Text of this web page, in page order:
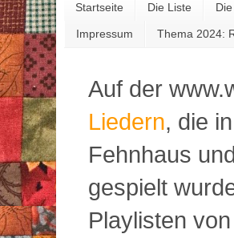
Startseite Die Liste
Impressum Thema 2024:
Auf der
Liedern, die
Fehnhaus
gespielt
Playlisten